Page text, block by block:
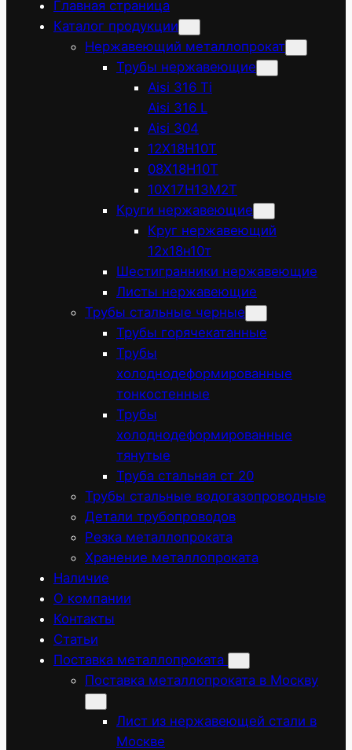
Главная страница
Каталог продукции
Нержавеющий металлопрокат
Трубы нержавеющие
Aisi 316 Ti
Aisi 316 L
Aisi 304
12Х18Н10Т
08Х18Н10Т
10Х17Н13М2Т
Круги нержавеющие
Круг нержавеющий
12х18н10т
Шестигранники нержавеющие
Листы нержавеющие
Трубы стальные черные
Трубы горячекатанные
Трубы
холоднодеформированные
тонкостенные
Трубы
холоднодеформированные
тянутые
Труба стальная ст 20
Трубы стальные водогазопроводные
Детали трубопроводов
Резка металлопроката
Хранение металлопроката
Наличие
О компании
Контакты
Статьи
Поставка металлопроката
Поставка металлопроката в Москву
Лист из нержавеющей стали в
Москве